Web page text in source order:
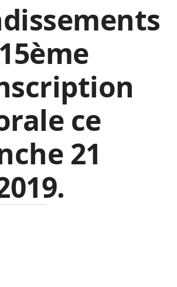
ce
21